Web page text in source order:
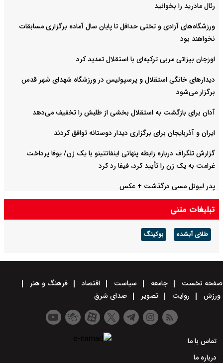
رئال مادرید را بخوانید
ورزشگاه‌های آزادی و تختی حداقل تا پایان سال آماده برگزاری مسابقات
نخواهند بود
اوزجان بیزاتی مربی ترکیه‌ای با استقلال تمدید کرد
دیدارهای خانگی استقلال و پرسپولیس در ورزشگاه شهدای شهر قدس
برگزار می‌شود
آدان برای بازگشت به استقلال بخشی از طلبش را تخفیف می‌دهد
ایران و آذربایجان برای برگزاری دیدار دوستانه توافق کردند
گزارش تلگراف درباره زابطه پنهانی اینفانتینو با یک زن/ یوفا پرداخت
غرامت به یک زن را تأیید کرد، فیفا رد کرد
پدر لیونل مسی درگذشت + عکس
تبلیغات متنی
طلای آبشده بوکینگ
صفحه نخست جامعه سیاست اقتصاد
فرهنگ و هنر
ورزش
روایت تصویر صدای شرق
تماس با ما
درباره ما